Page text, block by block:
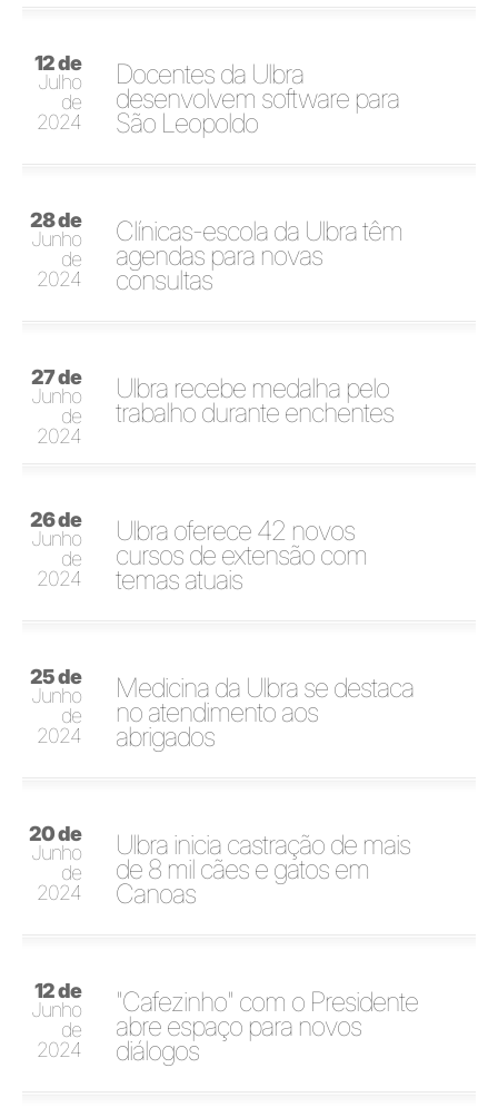
12 de
Julho
de
2024
Docentes da Ulbra
desenvolvem software para
São Leopoldo
28 de
Junho
de
2024
Clínicas-escola da Ulbra têm
agendas para novas
consultas
27 de
Junho
de
2024
Ulbra recebe medalha pelo
trabalho durante enchentes
26 de
Junho
de
2024
Ulbra oferece 42 novos
cursos de extensão com
temas atuais
25 de
Junho
de
2024
Medicina da Ulbra se destaca
no atendimento aos
abrigados
20 de
Junho
de
2024
Ulbra inicia castração de mais
de 8 mil cães e gatos em
Canoas
12 de
Junho
de
2024
"Cafezinho" com o Presidente
abre espaço para novos
diálogos